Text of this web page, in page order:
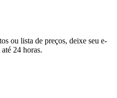
ou lista de preços, deixe seu e-
24 horas.